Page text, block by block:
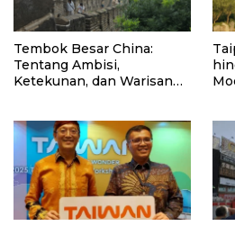
Tembok Besar China:
Tentang Ambisi,
Ketekunan, dan Warisan